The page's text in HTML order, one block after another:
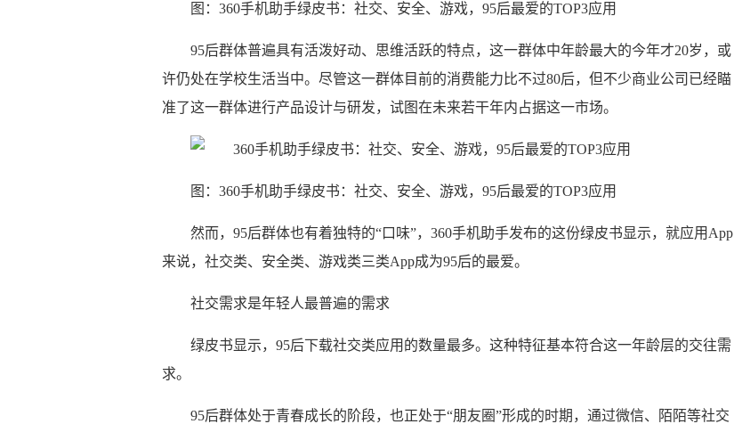
图：360手机助手绿皮书：社交、安全、游戏，95后最爱的TOP3应用
95后群体普遍具有活泼好动、思维活跃的特点，这一群体中年龄最大的今年才20岁，或
许仍处在学校生活当中。尽管这一群体目前的消费能力比不过80后，但不少商业公司已经瞄
准了这一群体进行产品设计与研发，试图在未来若干年内占据这一市场。
图：360手机助手绿皮书：社交、安全、游戏，95后最爱的TOP3应用
然而，95后群体也有着独特的“口味”，360手机助手发布的这份绿皮书显示，就应用App
来说，社交类、安全类、游戏类三类App成为95后的最爱。
社交需求是年轻人最普遍的需求
绿皮书显示，95后下载社交类应用的数量最多。这种特征基本符合这一年龄层的交往需
求。
95后群体处于青春成长的阶段，也正处于“朋友圈”形成的时期，通过微信、陌陌等社交